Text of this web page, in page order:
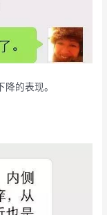
的表现。